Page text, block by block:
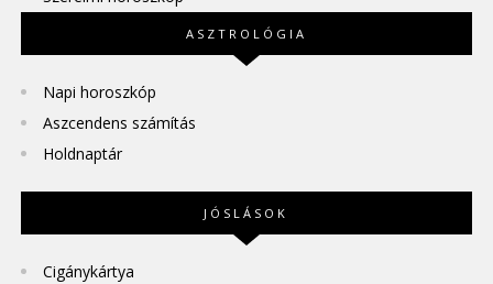
ASZTROLÓGIA
Napi horoszkóp
Aszcendens számítás
Holdnaptár
JÓSLÁSOK
Cigánykártya